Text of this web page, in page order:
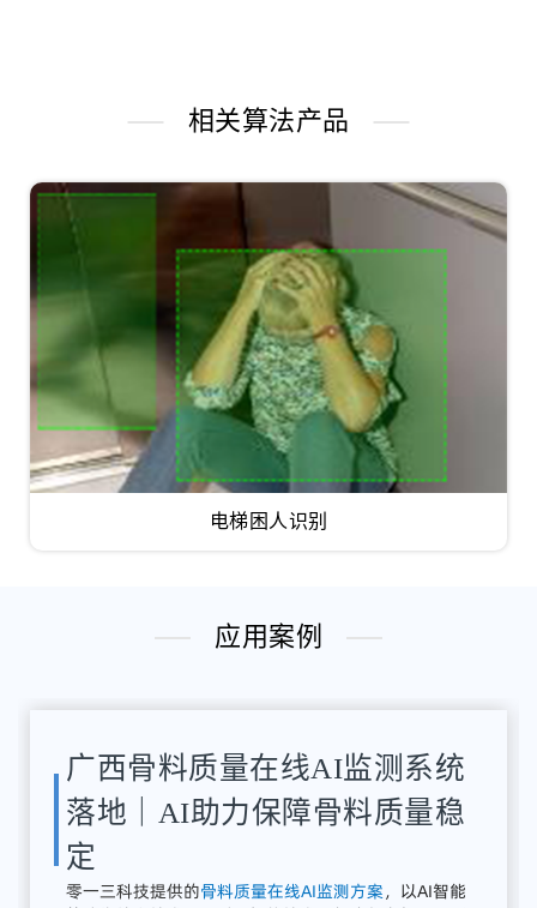
相关算法产品
电梯困人识别
应用案例
湖南骨料检测系统应用案例｜
AI骨料粒径识别与质量在线监
测方案